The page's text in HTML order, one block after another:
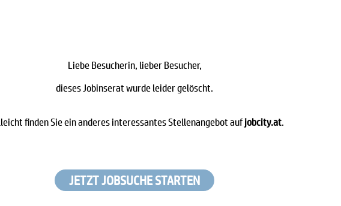
Liebe Besucherin, lieber Besucher,
dieses Jobinserat wurde leider gelöscht.
finden Sie ein anderes interessantes Stellenangebot aufjobcity.at.
JETZT JOBSUCHE STARTEN